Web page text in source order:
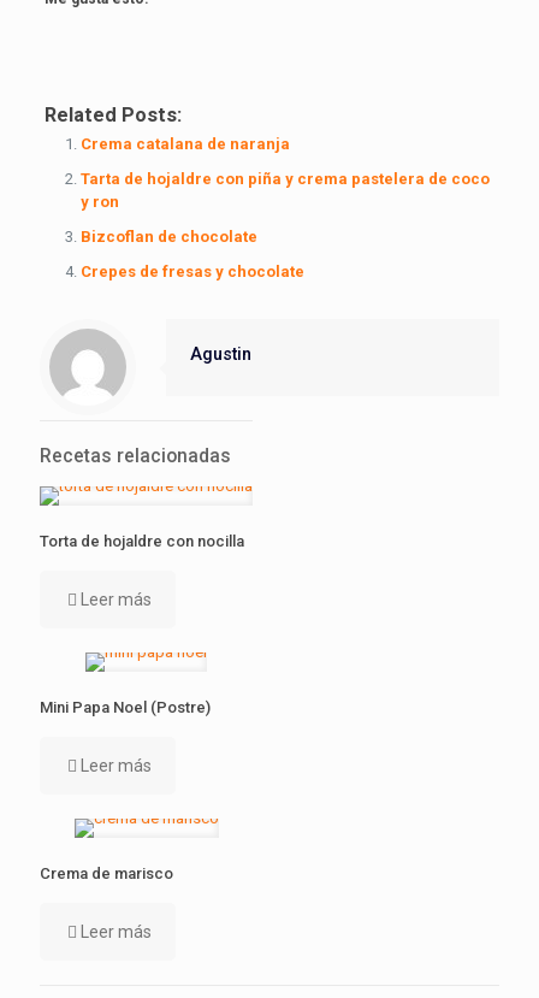
Related Posts:
Crema catalana de naranja
Tarta de hojaldre con piña y crema pastelera de coco
y ron
Bizcoflan de chocolate
Crepes de fresas y chocolate
Agustin
Recetas relacionadas
Torta de hojaldre con nocilla
Leer más
Mini Papa Noel (Postre)
Leer más
Crema de marisco
Leer más